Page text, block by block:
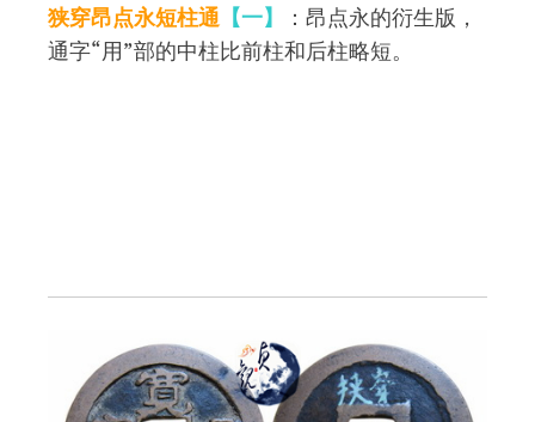
狭穿昂点永短柱通 【一】
：昂点永的衍生版，
通字“用”部的中柱比前柱和后柱略短。